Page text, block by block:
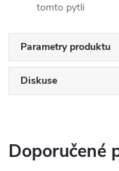
tomto pytli
Parametry produktu
Diskuse